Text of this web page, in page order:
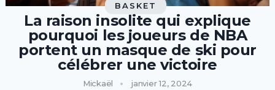
BASKET
La raison insolite qui explique
pourquoi les joueurs de NBA
portent un masque de ski pour
célébrer une victoire
Mickaël janvier 12, 2024